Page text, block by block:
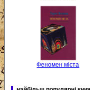
Феномен міста